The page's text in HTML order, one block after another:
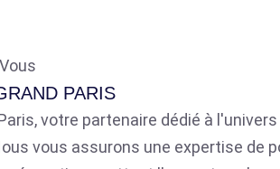
PARIS
votre partenaire dédié à
vous assurons une expertise de